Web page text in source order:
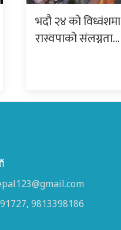
भदौ २४ को विध्वंशमा
रास्वपाको संलग्नता…
, 9813398186